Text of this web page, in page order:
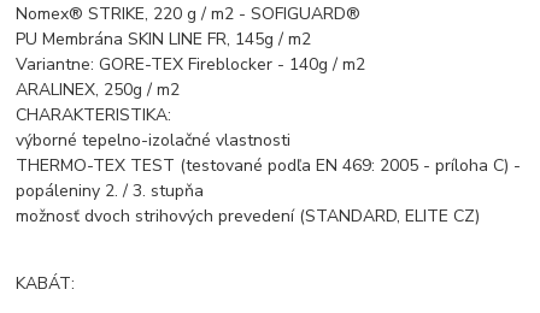
Nomex® STRIKE, 220 g / m2 - SOFIGUARD®
PU Membrána SKIN LINE FR, 145g / m2
Variantne: GORE-TEX Fireblocker - 140g / m2
ARALINEX, 250g / m2
CHARAKTERISTIKA:
výborné tepelno-izolačné vlastnosti
THERMO-TEX TEST (testované podľa EN 469: 2005 - príloha C) -
popáleniny 2. / 3. stupňa
možnosť dvoch strihových prevedení (STANDARD, ELITE CZ)
KABÁT: